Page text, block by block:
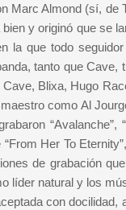
Marc Almond (sí, de
y originó que se
la que todo
tanto que Cave,
Cave, Blixa, Hugo
como Al
“Avalanche”,
Her To
de grabación
líder natural y los
con docilidad,